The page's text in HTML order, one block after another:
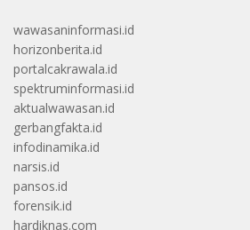
wawasaninformasi.id
horizonberita.id
portalcakrawala.id
spektruminformasi.id
aktualwawasan.id
gerbangfakta.id
infodinamika.id
narsis.id
pansos.id
forensik.id
hardiknas.com